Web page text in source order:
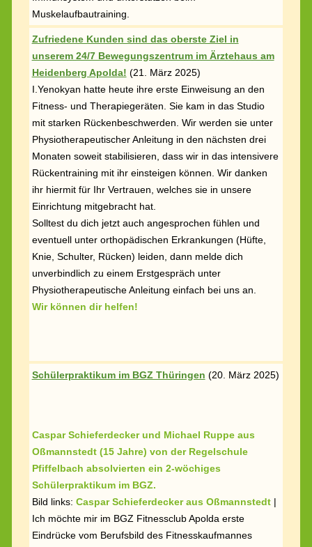
Muskelaufbautraining.
Zufriedene Kunden sind das oberste Ziel in
unserem 24/7 Bewegungszentrum im Ärztehaus am
Heidenberg Apolda! (21. März 2025)
I.Yenokyan hatte heute ihre erste Einweisung an den
Fitness- und Therapiegeräten. Sie kam in das Studio
mit starken Rückenbeschwerden. Wir werden sie unter
Physiotherapeutischer Anleitung in den nächsten drei
Monaten soweit stabilisieren, dass wir in das intensivere
Rückentraining mit ihr einsteigen können. Wir danken
ihr hiermit für Ihr Vertrauen, welches sie in unsere
Einrichtung mitgebracht hat.
Solltest du dich jetzt auch angesprochen fühlen und
eventuell unter orthopädischen Erkrankungen (Hüfte,
Knie, Schulter, Rücken) leiden, dann melde dich
unverbindlich zu einem Erstgespräch unter
Physiotherapeutische Anleitung einfach bei uns an.
Wir können dir helfen!
Schülerpraktikum im BGZ Thüringen (20. März 2025)
Caspar Schieferdecker und Michael Ruppe aus
Oßmannstedt (15 Jahre) von der Regelschule
Pfiffelbach absolvierten ein 2-wöchiges
Schülerpraktikum im BGZ.
Bild links: Caspar Schieferdecker aus Oßmannstedt|
Ich möchte mir im BGZ Fitnessclub Apolda erste
Eindrücke vom Berufsbild des Fitnesskauf­mannes